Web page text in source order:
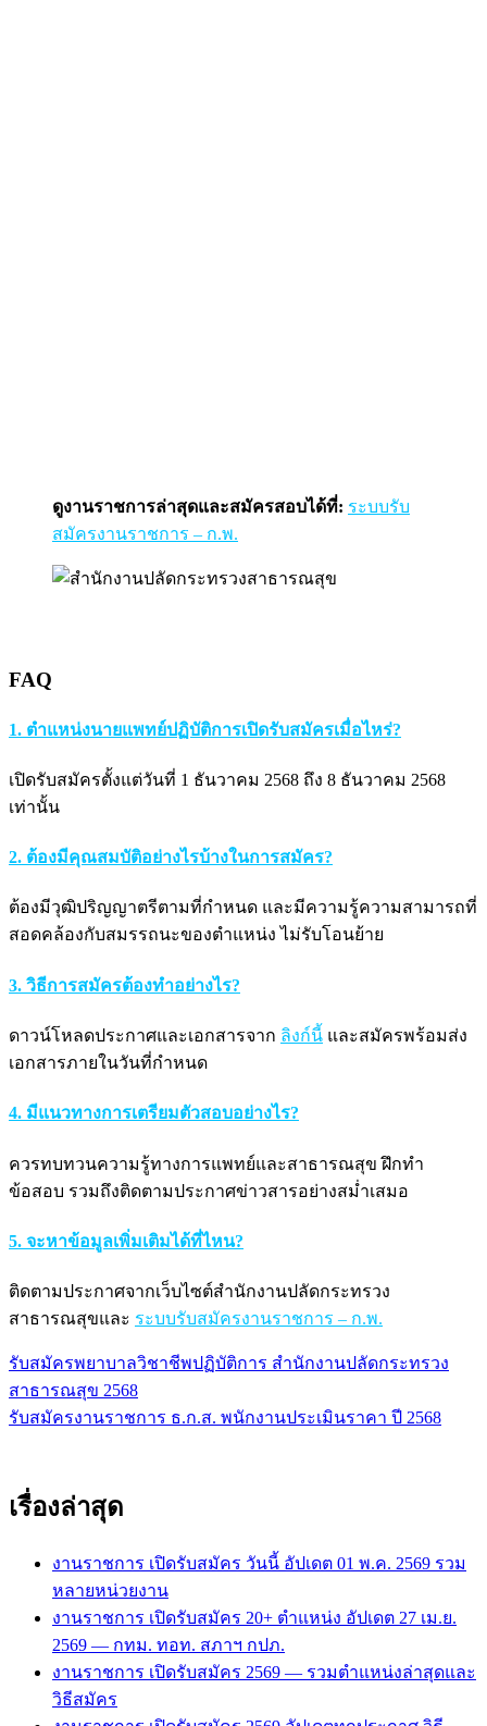
ดูงานราชการล่าสุดและสมัครสอบได้ที่: ระบบรับ
สมัครงานราชการ – ก.พ.
FAQ
1. ตำแหน่งนายแพทย์ปฏิบัติการเปิดรับสมัครเมื่อไหร่?
เปิดรับสมัครตั้งแต่วันที่ 1 ธันวาคม 2568 ถึง 8 ธันวาคม 2568
เท่านั้น
2. ต้องมีคุณสมบัติอย่างไรบ้างในการสมัคร?
ต้องมีวุฒิปริญญาตรีตามที่กำหนด และมีความรู้ความสามารถที่
สอดคล้องกับสมรรถนะของตำแหน่ง ไม่รับโอนย้าย
3. วิธีการสมัครต้องทำอย่างไร?
ดาวน์โหลดประกาศและเอกสารจาก ลิงก์นี้ และสมัครพร้อมส่ง
เอกสารภายในวันที่กำหนด
4. มีแนวทางการเตรียมตัวสอบอย่างไร?
ควรทบทวนความรู้ทางการแพทย์และสาธารณสุข ฝึกทำ
ข้อสอบ รวมถึงติดตามประกาศข่าวสารอย่างสม่ำเสมอ
5. จะหาข้อมูลเพิ่มเติมได้ที่ไหน?
ติดตามประกาศจากเว็บไซต์สำนักงานปลัดกระทรวง
สาธารณสุขและ ระบบรับสมัครงานราชการ – ก.พ.
แนะแนว
เรื่อง
รับสมัครพยาบาลวิชาชีพปฏิบัติการ สำนักงานปลัดกระทรวง
สาธารณสุข 2568
รับสมัครงานราชการ ธ.ก.ส. พนักงานประเมินราคา ปี 2568
เรื่องล่าสุด
งานราชการ เปิดรับสมัคร วันนี้ อัปเดต 01 พ.ค. 2569 รวม
หลายหน่วยงาน
งานราชการ เปิดรับสมัคร 20+ ตำแหน่ง อัปเดต 27 เม.ย.
2569 — กทม. ทอท. สภาฯ กปภ.
งานราชการ เปิดรับสมัคร 2569 — รวมตำแหน่งล่าสุดและ
วิธีสมัคร